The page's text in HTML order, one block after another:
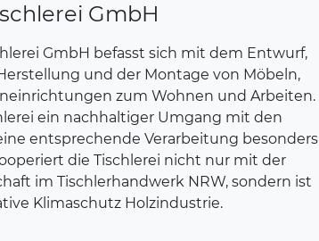
GmbH
GmbH befasst sich mit dem Entwurf,
und der Montage von Möbeln,
zum Wohnen und Arbeiten.
ein nachhaltiger Umgang mit den
entsprechende Verarbeitung besonders
die Tischlerei nicht nur mit der
im Tischlerhandwerk NRW, sondern ist
Klimaschutz Holzindustrie.